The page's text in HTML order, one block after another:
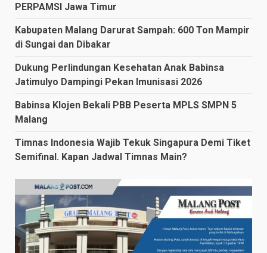
PERPAMSI Jawa Timur
Kabupaten Malang Darurat Sampah: 600 Ton Mampir
di Sungai dan Dibakar
Dukung Perlindungan Kesehatan Anak Babinsa
Jatimulyo Dampingi Pekan Imunisasi 2026
Babinsa Klojen Bekali PBB Peserta MPLS SMPN 5
Malang
Timnas Indonesia Wajib Tekuk Singapura Demi Tiket
Semifinal. Kapan Jadwal Timnas Main?